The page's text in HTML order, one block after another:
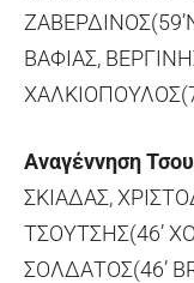
ΒΑΦΙΑΣ,
Αναγέννηση
ΣΚΙΑΔΑΣ,
ΤΣΟΥΤΣΗΣ(46’
ΣΟΛΔΑΤΟΣ(46’